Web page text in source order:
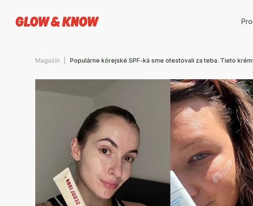
Magazín Populárne kórejské SPF-ká sme otestovali za teba. Tieto